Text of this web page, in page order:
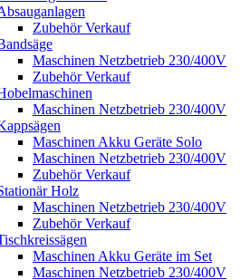
Zubehör Verkauf
Maschinen Netzbetrieb 230/400V
Zubehör Verkauf
Maschinen Netzbetrieb 230/400V
Maschinen Akku Geräte Solo
Maschinen Netzbetrieb 230/400V
Zubehör Verkauf
Holz
Maschinen Netzbetrieb 230/400V
Zubehör Verkauf
Maschinen Akku Geräte im Set
Maschinen Netzbetrieb 230/400V